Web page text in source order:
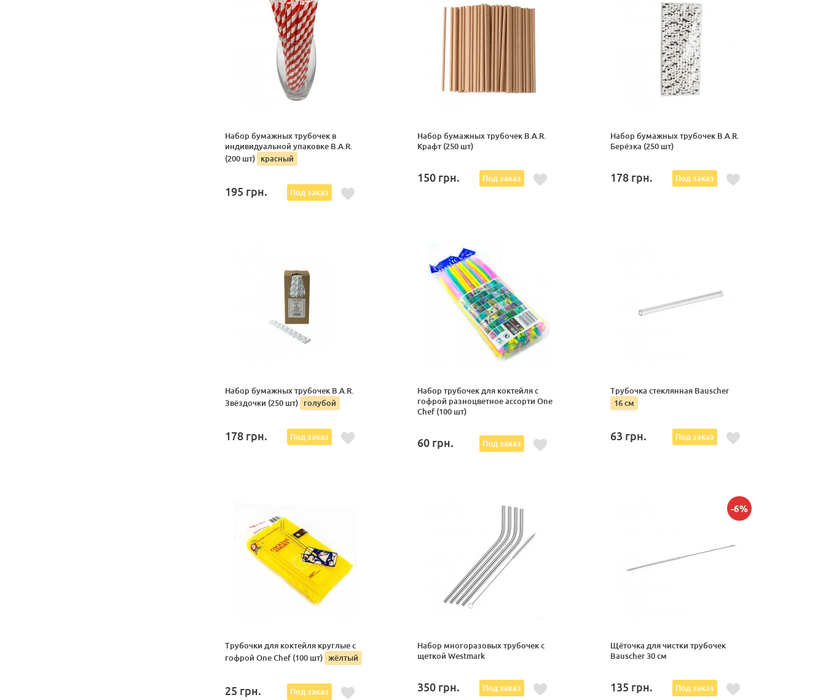
Набор бумажных трубочек в
индивидуальной упаковке B.A.R.
(200 шт) красный
195 грн. Под заказ
Набор бумажных трубочек B.A.R.
Крафт (250 шт)
150 грн. Под заказ
Набор бумажных трубочек B.A.R.
Берёзка (250 шт)
178 грн. Под заказ
Набор бумажных трубочек B.A.R.
Звёздочки (250 шт) голубой
178 грн. Под заказ
Набор трубочек для коктейля с
гофрой разноцветное ассорти One
Chef (100 шт)
60 грн. Под заказ
Трубочка стеклянная Bauscher
16 см
63 грн. Под заказ
Трубочки для коктейля круглые с
гофрой One Chef (100 шт) жёлтый
25 грн. Под заказ
Набор многоразовых трубочек с
щеткой Westmark
350 грн. Под заказ
-6%
Щёточка для чистки трубочек
Bauscher 30 см
135 грн. Под заказ